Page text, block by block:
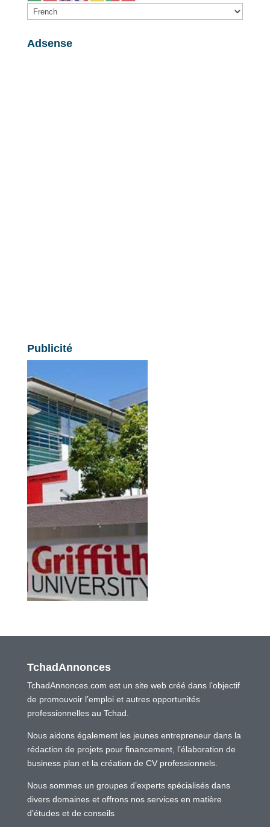
Adsense
Publicité
TchadAnnonces
TchadAnnonces.com est un site web créé dans l’objectif
de promouvoir l’emploi et autres opportunités
professionnelles au Tchad.
Nous aidons également les jeunes entrepreneur dans la
rédaction de projets pour financement, l’élaboration de
business plan et la création de CV professionnels.
Nous sommes un groupes d’experts spécialisés dans
divers domaines et offrons nos services en matière
d’études et de conseils